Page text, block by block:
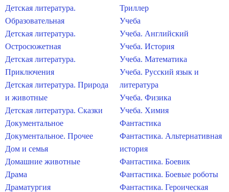
Детская литература.
Образовательная
Детская литература.
Остросюжетная
Детская литература.
Приключения
Детская литература. Природа
и животные
Детская литература. Сказки
Документальное
Документальное. Прочее
Дом и семья
Домашние животные
Драма
Драматургия
Триллер
Учеба
Учеба. Английский
Учеба. История
Учеба. Математика
Учеба. Русский язык и
литература
Учеба. Физика
Учеба. Химия
Фантастика
Фантастика. Альтернативная
история
Фантастика. Боевик
Фантастика. Боевые роботы
Фантастика. Героическая